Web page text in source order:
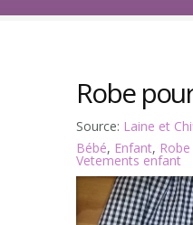
Robe
Source: Laine et
Bébé, Enfant,
Vetements enfant